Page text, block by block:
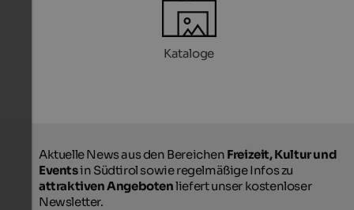
Kataloge
Aktuelle News aus den Bereichen Freizeit, Kultur und
Eventsin Südtirol sowie regelmäßige Infos zu
attraktiven Angebotenliefert unser kostenloser
Newsletter.